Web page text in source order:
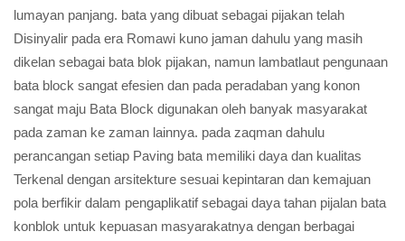
lumayan panjang. bata yang dibuat sebagai pijakan telah
Disinyalir pada era Romawi kuno jaman dahulu yang masih
dikelan sebagai bata blok pijakan, namun lambatlaut pengunaan
bata block sangat efesien dan pada peradaban yang konon
sangat maju Bata Block digunakan oleh banyak masyarakat
pada zaman ke zaman lainnya. pada zaqman dahulu
perancangan setiap Paving bata memiliki daya dan kualitas
Terkenal dengan arsitekture sesuai kepintaran dan kemajuan
pola berfikir dalam pengaplikatif sebagai daya tahan pijalan bata
konblok untuk kepuasan masyarakatnya dengan berbagai